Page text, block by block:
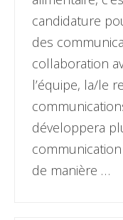
candidature
des
collaboration
l’équipe, la/le
développera
de manière …